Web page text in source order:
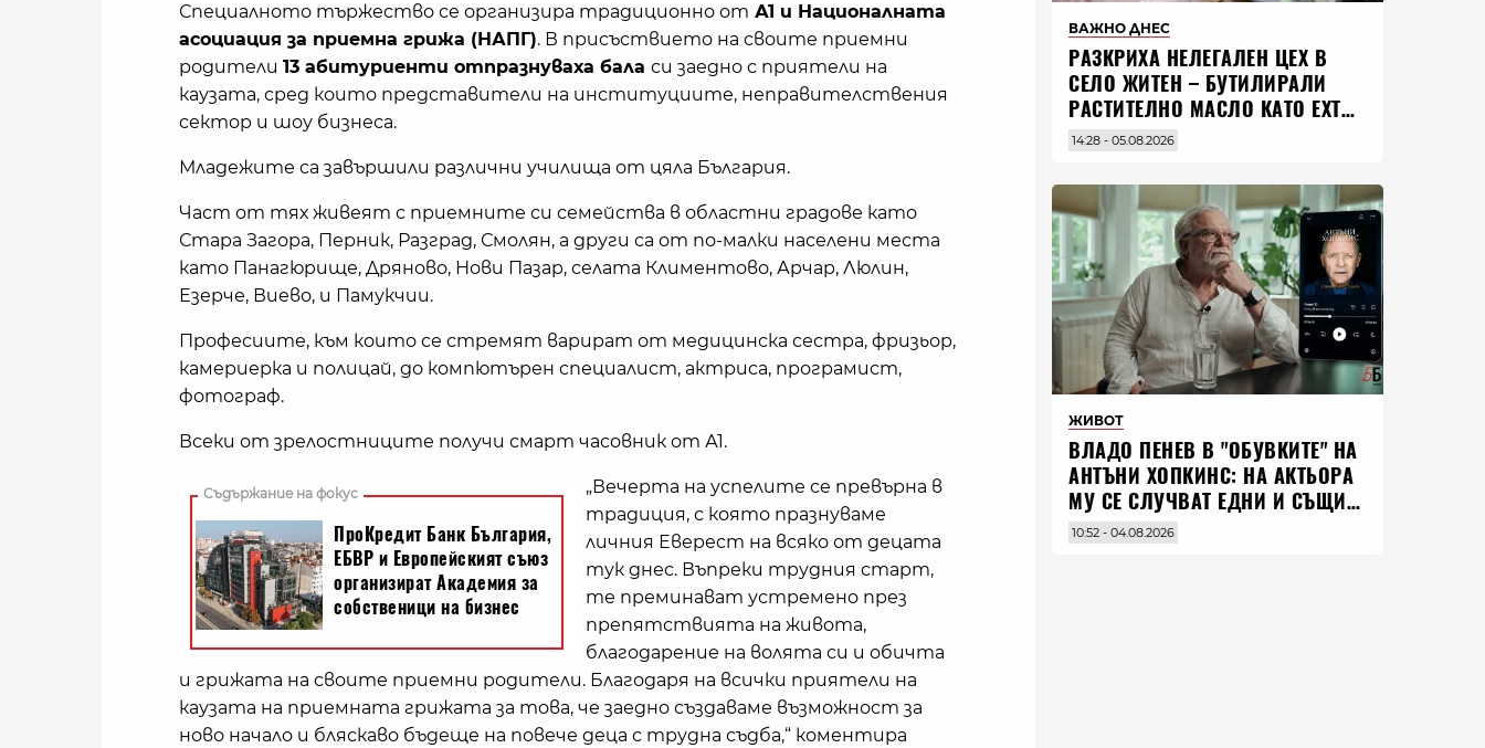
Специалното тържество се организира традиционно от А1 и Националната
асоциация за приемна грижа (НАПГ). В присъствието на своите приемни
родители 13 абитуриенти отпразнуваха бала си заедно с приятели на
каузата, сред които представители на институциите, неправителствения
сектор и шоу бизнеса.
Младежите са завършили различни училища от цяла България.
Част от тях живеят с приемните си семейства в областни градове като
Стара Загора, Перник, Разград, Смолян, а други са от по-малки населени места
като Панагюрище, Дряново, Нови Пазар, селата Климентово, Арчар, Люлин,
Езерче, Виево, и Памукчии.
Професиите, към които се стремят варират от медицинска сестра, фризьор,
камериерка и полицай, до компютърен специалист, актриса, програмист,
фотограф.
Всеки от зрелостниците получи смарт часовник от А1.
„Вечерта на успелите се превърна в
традиция, с която празнуваме
личния Еверест на всяко от децата
тук днес. Въпреки трудния старт,
те преминават устремено през
препятствията на живота,
благодарение на волята си и обичта
и грижата на своите приемни родители. Благодаря на всички приятели на
каузата на приемната грижата за това, че заедно създаваме възможност за
ново начало и бляскаво бъдеще на повече деца с трудна съдба,“ коментира
ВАЖНО ДНЕС
РАЗКРИХА НЕЛЕГАЛЕН ЦЕХ В
СЕЛО ЖИТЕН – БУТИЛИРАЛИ
РАСТИТЕЛНО МАСЛО КАТО EXTRA
VIRGIN ЗЕХТИН
14:28 - 05.08.2026
ЖИВОТ
ВЛАДO ПЕНЕВ В "ОБУВКИТЕ" НА
АНТЪНИ ХОПКИНС: НА АКТЬОРА
МУ СЕ СЛУЧВАТ ЕДНИ И СЪЩИ
НЕЩА ПО ЦЕЛИЯ СВЯТ
10:52 - 04.08.2026